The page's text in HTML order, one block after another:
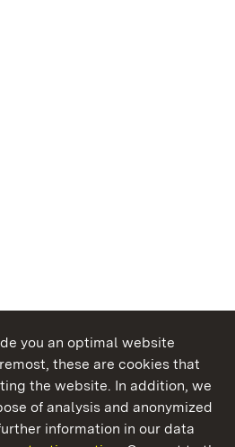
you an optimal website
these are cookies that
the website. In addition, we
of analysis and anonymized
information in our data
of Baden-Wuerttemberg